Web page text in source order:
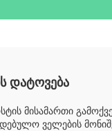
დატოვება
მისამართი
ველების